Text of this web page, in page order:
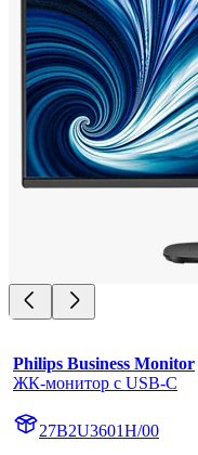
Philips Business Monitor
ЖК-монитор с USB-C
27B2U3601H/00